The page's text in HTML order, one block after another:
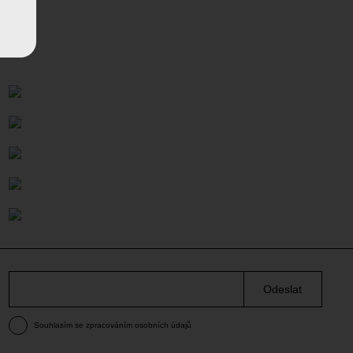
Odeslat
Souhlasím se zpracováním osobních údajů